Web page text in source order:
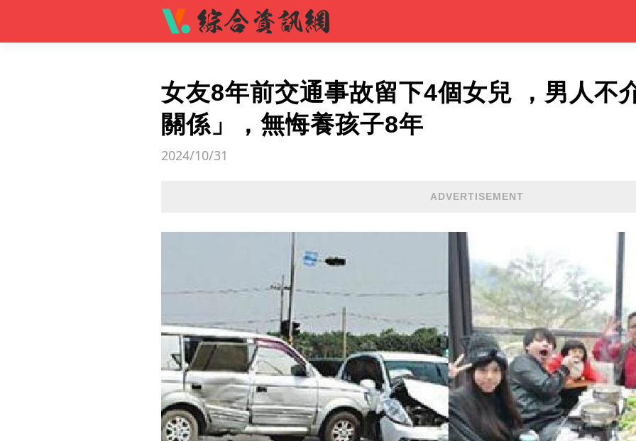
女友8年前交通事故留下4個女兒 ，男人不
關係」，無悔養孩子8年
2024/10/31
ADVERTISEMENT